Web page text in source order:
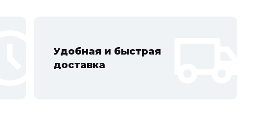
Удобная и быстрая
доставка